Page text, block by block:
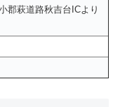
郡萩道路秋吉台ICより